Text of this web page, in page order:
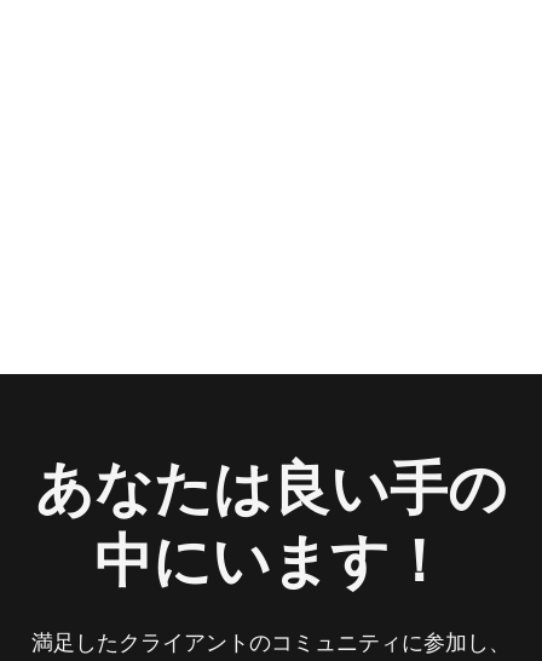
あなたは良い手の
中にいます！
満足したクライアントのコミュニティに参加し、